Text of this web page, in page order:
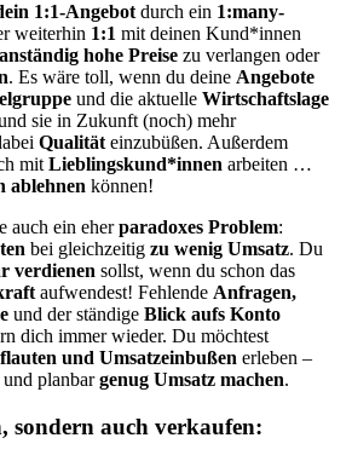
1:1-Angebotdurch ein 1:many-
weiterhin 1:1 mit deinen Kund*innen
hohe Preise zu verlangen oder
. Es wäre toll, wenn du deine Angebote
und die aktuelle Wirtschaftslage
sie in Zukunft (noch) mehr
Qualitäteinzubüßen. Außerdem
mitLieblingskund*innen arbeiten …
ablehnen können!
auch ein eherparadoxes Problem:
bei gleichzeitig zu wenig Umsatz. Du
verdienen sollst, wenn du schon das
aufwendest! Fehlende Anfragen,
und der ständige Blick aufs Konto
dich immer wieder. Du möchtest
und Umsatzeinbußen erleben –
planbargenug Umsatz machen.
sondern auch verkaufen: